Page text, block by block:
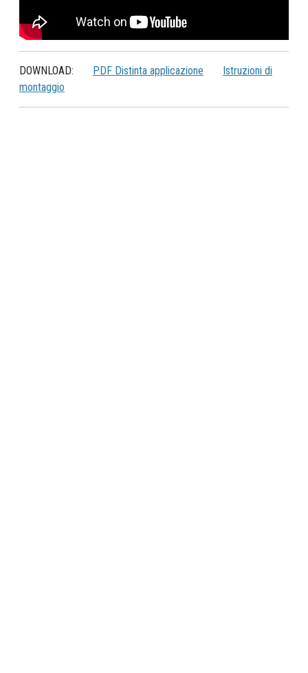
DOWNLOAD: PDF Distinta applicazione
Istruzioni di
montaggio